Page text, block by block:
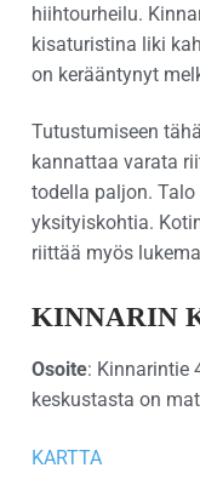
hiihtourheilu.
kisaturistina liki
on kerääntynyt
Tutustumiseen
kannattaa varata
todella paljon.
yksityiskohtia.
riittää myös
KINNARIN
Osoite: Kinnarintie
keskustasta on
KARTTA